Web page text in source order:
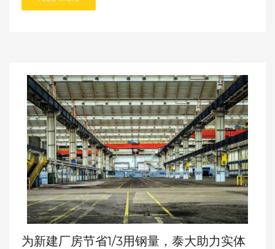
为新建厂房节省1/3用钢量，泰大助力实体